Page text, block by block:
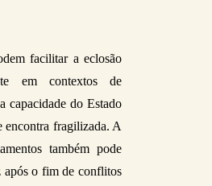
facilitar a eclosão
em contextos de
capacidade do Estado
encontra fragilizada. A
também pode
após o fim de conflitos